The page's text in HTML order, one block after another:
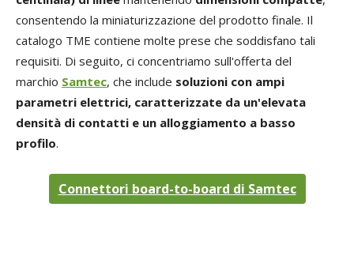
consentendo la miniaturizzazione del prodotto finale. Il
catalogo TME contiene molte prese che soddisfano tali
requisiti. Di seguito, ci concentriamo sull'offerta del
marchio Samtec, che include soluzioni con ampi
parametri elettrici, caratterizzate da un'elevata
densità di contatti e un alloggiamento a basso
profilo.
Connettori board-to-board di Samtec